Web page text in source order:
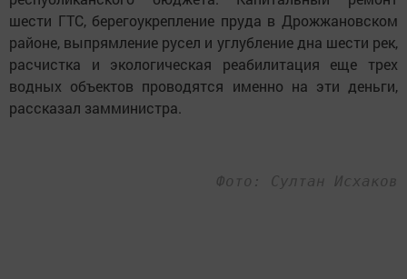
шести ГТС, берегоукрепление пруда в Дрожжановском
районе, выпрямление русел и углубление дна шести рек,
расчистка и экологическая реабилитация еще трех
водных объектов проводятся именно на эти деньги,
рассказал замминистра.
Фото: Султан Исхаков